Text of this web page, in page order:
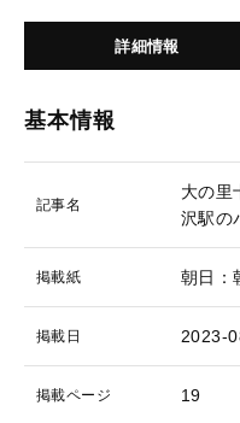
詳細情報
基本情報
記事名
大の里
沢駅の
掲載紙 朝日：
掲載日 2023-
掲載ページ 19